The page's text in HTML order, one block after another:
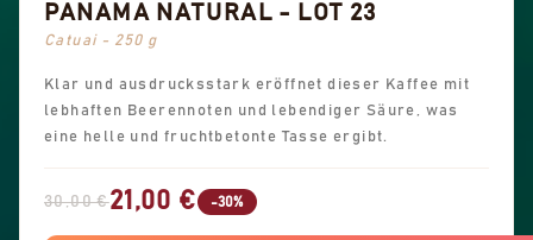
PANAMA NATURAL - LOT 23
Catuai - 250 g
Klar und ausdrucksstark eröffnet dieser Kaffee mit
lebhaften Beerennoten und lebendiger Säure, was
eine helle und fruchtbetonte Tasse ergibt.
30,00 €21,00 € -30%